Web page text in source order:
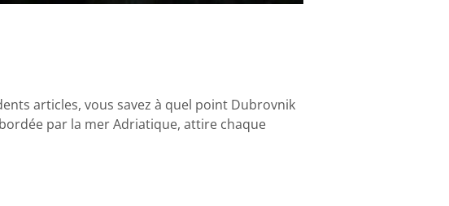
articles, vous savez à quel point Dubrovnik
par la mer Adriatique, attire chaque